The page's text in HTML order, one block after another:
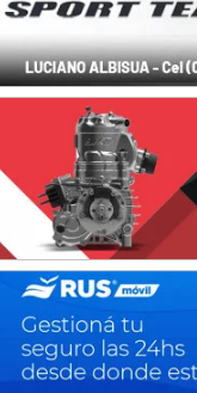
NORESTE SANTAFESINO - F6
Ciudad de Avellaneda (Asfalto)
Avellaneda (Santa Fe)
SUR SANTAFESINO - F4
José Samuel Sánchez (Tierra)
Rufino (Santa Fe)
TUCUMANO - F5
Juan Navarro (Asfalto)
El Timbó (Tucumán)